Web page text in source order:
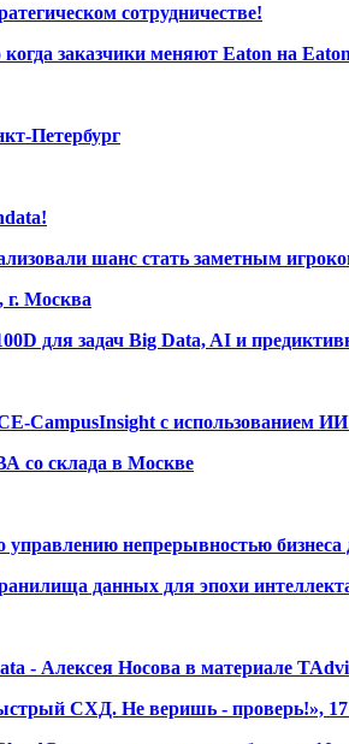
сотрудничестве!
заказчики меняют Eaton на
Петербург
шанс стать заметным
г. Москва
для задач Big Data, AI и
CampusInsight с использованием
со склада в Москве
непрерывностью бизнеса
данных для эпохи
- Алексея Носова в материале
СХД. Не веришь - проверь!»,